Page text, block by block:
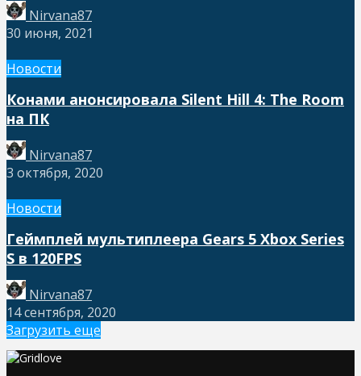
Nirvana87
30 июня, 2021
Новости
Конами анонсировала Silent Hill 4: The Room
на ПК
Nirvana87
3 октября, 2020
Новости
Геймплей мультиплеера Gears 5 Xbox Series
S в 120FPS
Nirvana87
14 сентября, 2020
Загрузить еще